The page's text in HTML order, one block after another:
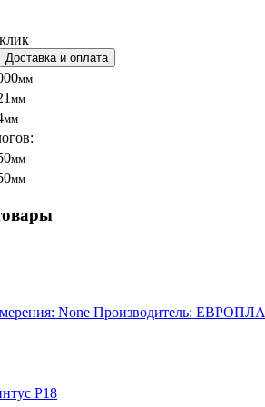
Доставка и оплата
мм
мм
мм
мм
мм
None Производитель: